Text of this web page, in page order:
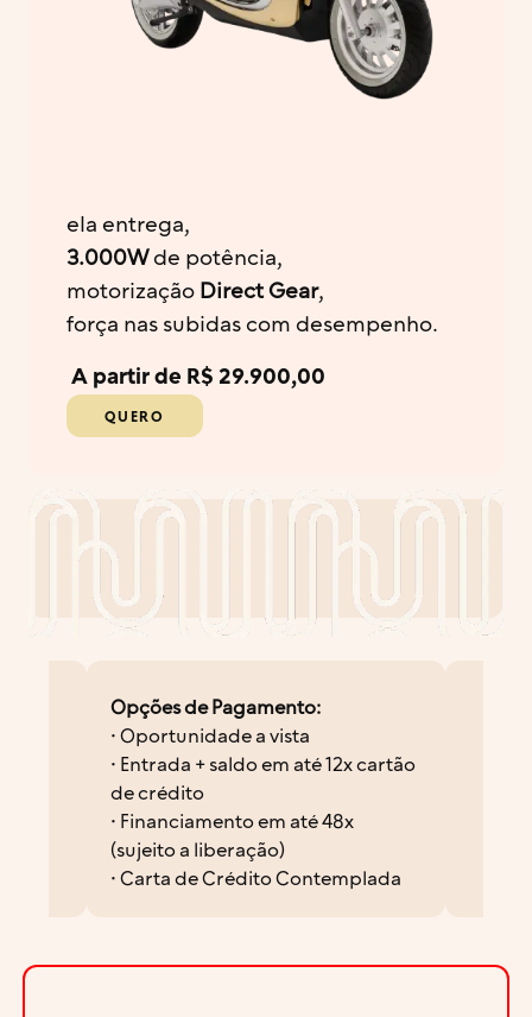
ela entrega,
3.000Wde potência,
motorização Direct Gear,
força nas subidas com desempenho.
A partir de R$ 29.900,00
QUERO
Opções de Pagamento:
• Oportunidade a vista
• Entrada + saldo em até 12x cartão
de crédito
• Financiamento em até 48x
(sujeito a liberação)
• Carta de Crédito Contemplada